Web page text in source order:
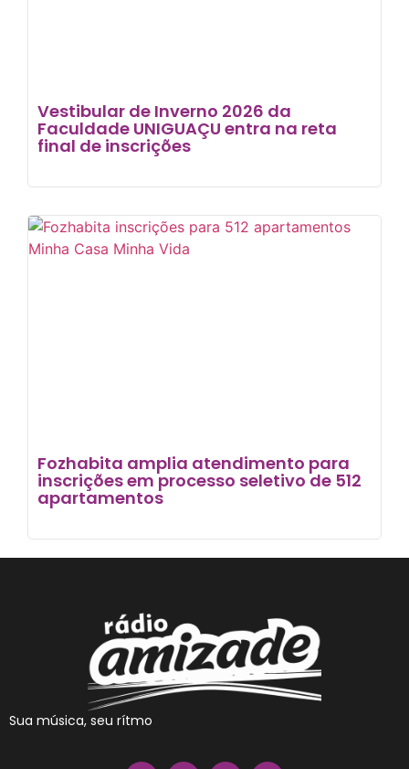
Vestibular de Inverno 2026 da
Faculdade UNIGUAÇU entra na reta
final de inscrições
Fozhabita amplia atendimento para
inscrições em processo seletivo de 512
apartamentos
Sua música, seu rítmo